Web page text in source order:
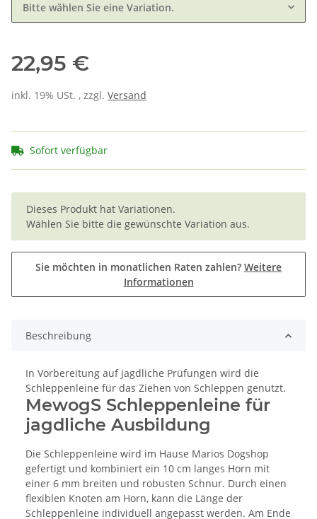
Bitte wählen Sie eine Variation.
22,95 €
inkl. 19% USt. , zzgl. Versand
Sofort verfügbar
x
Dieses Produkt hat Variationen.
Wählen Sie bitte die gewünschte Variation aus.
Sie möchten in monatlichen Raten zahlen? Weitere
Informationen
Beschreibung
In Vorbereitung auf jagdliche Prüfungen wird die
Schleppenleine für das Ziehen von Schleppen genutzt.
MewogS Schleppenleine für
jagdliche Ausbildung
Die Schleppenleine wird im Hause Marios Dogshop
gefertigt und kombiniert ein 10 cm langes Horn mit
einer 6 mm breiten und robusten Schnur. Durch einen
flexiblen Knoten am Horn, kann die Länge der
Schleppenleine individuell angepasst werden. Am Ende